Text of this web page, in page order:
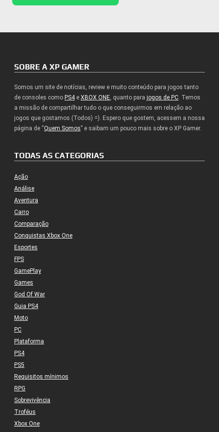
SOBRE A XP GAMER
Somos um site de notícias, review e muito conteúdo para jogos tanto
de consoles como PS4e XBOX ONE, quanto para jogos de PC. Temos
a missão de compartilhar tudo o que conseguirmos em relação ao
jogos que gostamos (Todos) =). Espero que gostem, acessem a nossa
página de “Quem Somos” e saibam um pouco mais sobre o XP Gamer.
TODAS AS CATEGORIAS
Ação
Análise
Aventura
Carro
Comparação
Conquistas Xbox One
Esportes
FPS
GamePlay
Games
God Of War
Guia PS4
Moto
PC
Plataforma
PS4
PS5
Requisitos mínimos
RPG
Sobrevivência
Troféus
Xbox One